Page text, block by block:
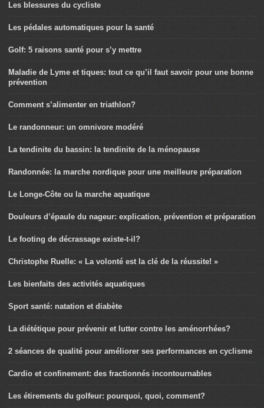
Les blessures du cycliste
Les pédales automatiques pour la santé
Golf: 5 raisons santé pour s’y mettre
Maladie de Lyme et tiques: tout ce qu’il faut savoir pour une bonne
prévention
Comment s’alimenter en triathlon?
Le randonneur: un omnivore modéré
La tendinite du bassin: la tendinite de la ménopause
Randonnée: la marche nordique pour une meilleure préparation
Le Longe-Côte ou la marche aquatique
Douleurs d’épaule du nageur: explication, prévention et préparation
Le footing de décrassage existe-t-il?
Christophe Ruelle: « La volonté est la clé de la réussite! »
Les bienfaits des activités aquatiques
Sport santé: natation et diabète
La diététique pour prévenir et lutter contre les aménorrhées?
2 séances de qualité pour améliorer ses performances en cyclisme
Cardio et confinement: des fractionnés incontournables
Les étirements du golfeur: pourquoi, quoi, comment?